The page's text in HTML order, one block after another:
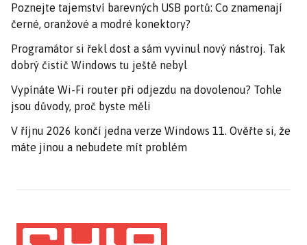
Poznejte tajemství barevných USB portů: Co znamenají
černé, oranžové a modré konektory?
Programátor si řekl dost a sám vyvinul nový nástroj. Tak
dobrý čistič Windows tu ještě nebyl
Vypínáte Wi-Fi router při odjezdu na dovolenou? Tohle
jsou důvody, proč byste měli
V říjnu 2026 končí jedna verze Windows 11. Ověřte si, že
máte jinou a nebudete mít problém